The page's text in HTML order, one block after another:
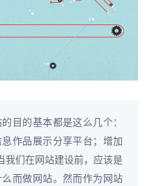
目的基本都是这么几个：
作品展示分享平台；增加
我们在网站建设前，应该是
而做网站。然而作为网站